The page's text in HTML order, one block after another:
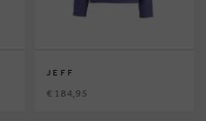
JEFF
€ 184,95